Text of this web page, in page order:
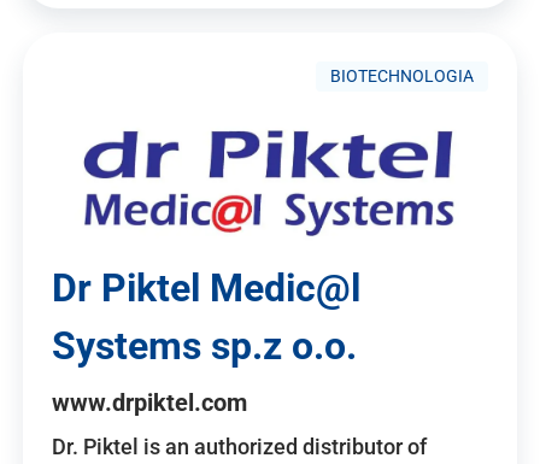
BIOTECHNOLOGIA
Dr Piktel Medic@l
Systems sp.z o.o.
www.drpiktel.com
Dr. Piktel is an authorized distributor of